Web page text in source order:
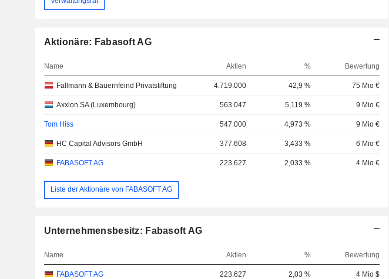
Aktionäre: Fabasoft AG
Name Aktien % Bewertung
Fallmann & Bauernfeind Privatstiftung 4.719.000 42,9 % 75 Mio €
Axxion SA (Luxembourg) 563.047 5,119 % 9 Mio €
Tom Hiss 547.000 4,973 % 9 Mio €
HC Capital Advisors GmbH 377.608 3,433 % 6 Mio €
FABASOFT AG 223.627 2,033 % 4 Mio €
Liste der Aktionäre von FABASOFT AG
Unternehmensbesitz: Fabasoft AG
Name Aktien % Bewertung
FABASOFT AG 223.627 2,03 % 4 Mio $